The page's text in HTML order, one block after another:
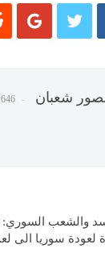
شعبان 2646
والشعب
لعودة سوريا الى